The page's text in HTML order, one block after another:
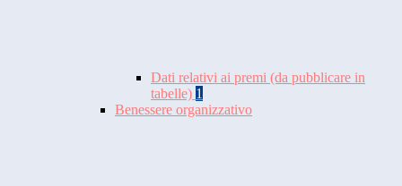
Dati relativi ai premi (da pubblicare in
tabelle) 1
Benessere organizzativo